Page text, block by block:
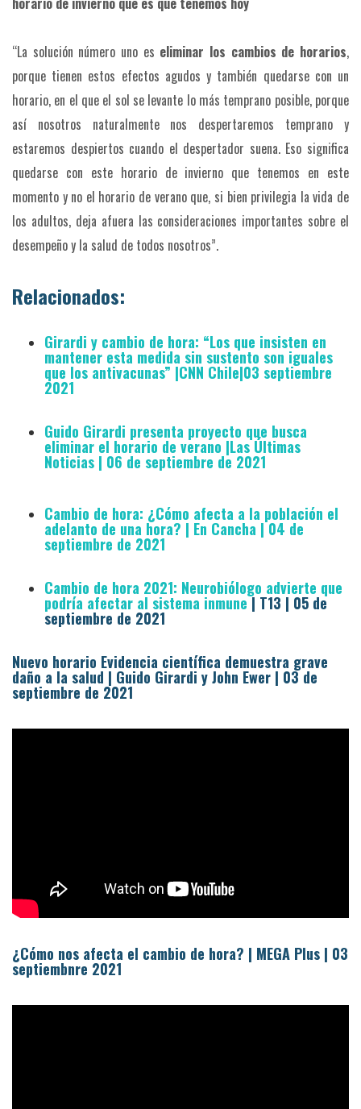
“La solución número uno es eliminar los cambios de horarios,
porque tienen estos efectos agudos y también quedarse con un
horario, en el que el sol se levante lo más temprano posible, porque
así nosotros naturalmente nos despertaremos temprano y
estaremos despiertos cuando el despertador suena. Eso significa
quedarse con este horario de invierno que tenemos en este
momento y no el horario de verano que, si bien privilegia la vida de
los adultos, deja afuera las consideraciones importantes sobre el
desempeño y la salud de todos nosotros”.
Relacionados:
Girardi y cambio de hora: “Los que insisten en
mantener esta medida sin sustento son iguales
que los antivacunas” |CNN Chile|03 septiembre
2021
Guido Girardi presenta proyecto que busca
eliminar el horario de verano |Las Últimas
Noticias | 06 de septiembre de 2021
Cambio de hora: ¿Cómo afecta a la población el
adelanto de una hora? | En Cancha | 04 de
septiembre de 2021
Cambio de hora 2021: Neurobiólogo advierte que
podría afectar al sistema inmune| T13 | 05 de
septiembre de 2021
Nuevo horario Evidencia científica demuestra grave
daño a la salud | Guido Girardi y John Ewer | 03 de
septiembre de 2021
¿Cómo nos afecta el cambio de hora? | MEGA Plus | 03
septiembnre 2021